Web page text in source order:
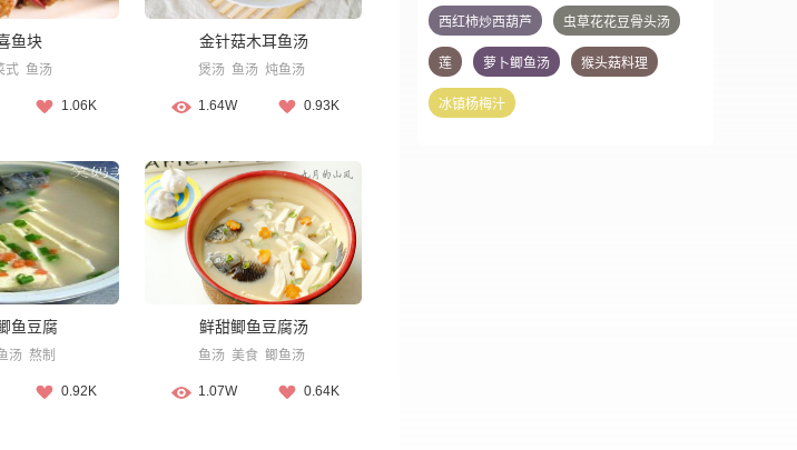
鱼块
式 鱼汤
1.06K
金针菇木耳鱼汤
煲汤 鱼汤 炖鱼汤
1.64W 0.93K
鱼豆腐
汤 熬制
0.92K
鲜甜鲫鱼豆腐汤
鱼汤 美食 鲫鱼汤
1.07W 0.64K
西红柿炒西葫芦 虫草花花豆骨头汤
莲 萝卜鲫鱼汤 猴头菇料理
冰镇杨梅汁